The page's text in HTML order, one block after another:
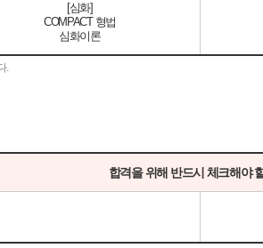
[심화]
COMPACT 형법
심화이론
.
합격을 위해 반드시 체크해야